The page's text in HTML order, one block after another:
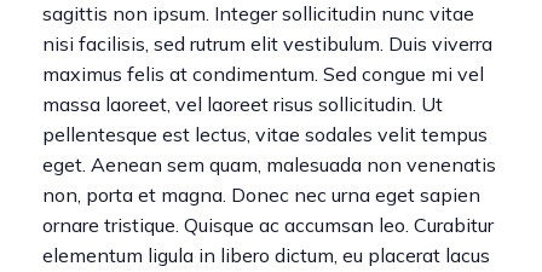
sagittis non ipsum. Integer sollicitudin nunc vitae
nisi facilisis, sed rutrum elit vestibulum. Duis viverra
maximus felis at condimentum. Sed congue mi vel
massa laoreet, vel laoreet risus sollicitudin. Ut
pellentesque est lectus, vitae sodales velit tempus
eget. Aenean sem quam, malesuada non venenatis
non, porta et magna. Donec nec urna eget sapien
ornare tristique. Quisque ac accumsan leo. Curabitur
elementum ligula in libero dictum, eu placerat lacus